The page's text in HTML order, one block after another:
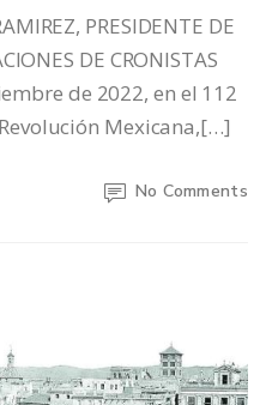
PRESIDENTE DE
DE CRONISTAS
de 2022, en el 112
Mexicana,[…]
No Comments